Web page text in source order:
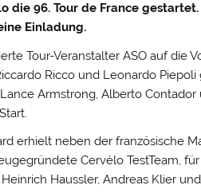
die 96. Tour de France
Einladung.
Tour-Veranstalter ASO auf die
Ricco und Leonardo
Lance Armstrong, Alberto
erhielt neben der französische
Cervélo TestTeam,
Haussler, Andreas Klier